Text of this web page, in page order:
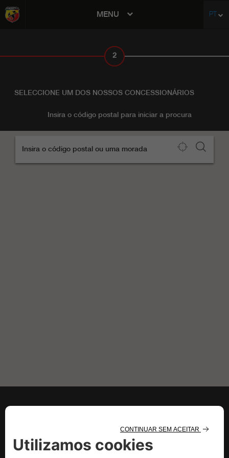
MENU PT
2
SELECCIONE UM DOS NOSSOS CONCESSIONÁRIOS
Insira o código postal para iniciar a procura